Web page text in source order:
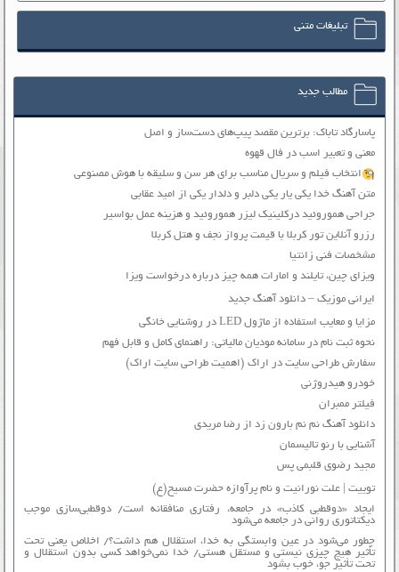
تبلیغات متنی
مطالب جدید
پاسارگاد تاباک: برترین مقصد پیپ‌های دست‌ساز و اصل
معنی و تعبیر اسب در فال قهوه
انتخاب فیلم و سریال مناسب برای هر سن و سلیقه با هوش مصنوعی
متن آهنگ خدا یکی یار یکی دلبر و دلدار یکی از امید عقابی
جراحی هموروئید درکلینیک لیزر هموروئید و هزینه عمل بواسیر
رزرو آنلاین تور کربلا با قیمت پرواز نجف و هتل کربلا
مشخصات فنی زانتیا
ویزای چین، تایلند و امارات همه چیز درباره درخواست ویزا
ایرانی موزیک – دانلود آهنگ جدید
مزایا و معایب استفاده از ماژول LED در روشنایی خانگی
نحوه ثبت نام در سامانه مودیان مالیاتی: راهنمای کامل و قابل فهم
سفارش طراحی سایت در اراک (اهمیت طراحی سایت اراک)
خودرو هیدروژنی
فیلتر ممبران
دانلود آهنگ نم نم بارون زد از رضا مریدی
آشنایی با رنو تالیسمان
مجید رضوی قلبمی پس
توییت | علت نورانیت و نام پرآوازه حضرت مسیح(ع)
ایجاد «دوقطبی کاذب» در جامعه، رفتاری منافقانه است/ دوقطبی‌سازی موجب
دیکتاتوری روانی در جامعه می‌شود
چطور می‌شود در عین وابستگی به خدا، استقلال هم داشت؟/ اخلاص یعنی تحت
تأثیر هیچ چیزی نیستی و مستقل هستی/ خدا نمی‌خواهد کسی بدون استقلال و
تحت تأثیر جوّ، خوب بشود